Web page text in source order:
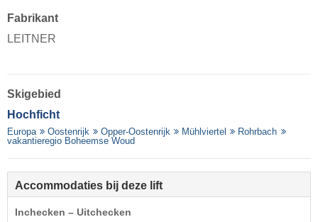
Fabrikant
LEITNER
Skigebied
Hochficht
Europa Oostenrijk Opper-Oostenrijk Mühlviertel
Rohrbach
vakantieregio Boheemse Woud
Accommodaties bij deze lift
Inchecken – Uitchecken